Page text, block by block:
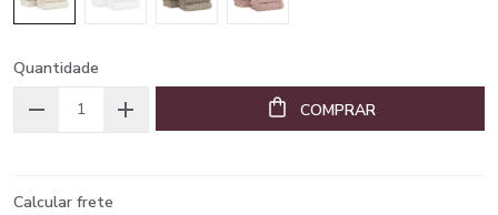
Quantidade
COMPRAR
Calcular frete